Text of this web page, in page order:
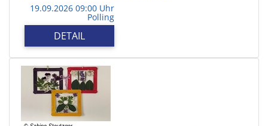
19.09.2026 09:00 Uhr
Polling
DETAIL